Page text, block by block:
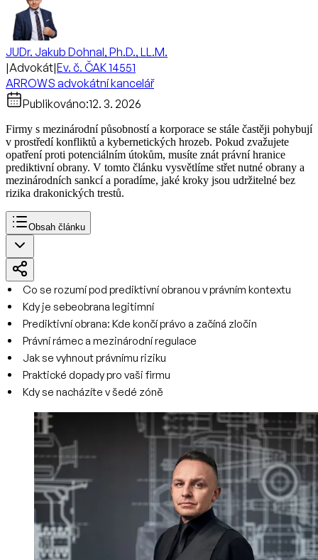
JUDr. Jakub Dohnal, Ph.D., LL.M.
|Advokát|Ev. č. ČAK 14551
ARROWS advokátní kancelář
Publikováno:12. 3. 2026
Firmy s mezinárodní působností a korporace se stále častěji pohybují
v prostředí konfliktů a kybernetických hrozeb. Pokud zvažujete
opatření proti potenciálním útokům, musíte znát právní hranice
prediktivní obrany. V tomto článku vysvětlíme střet nutné obrany a
mezinárodních sankcí a poradíme, jaké kroky jsou udržitelné bez
rizika drakonických trestů.
Obsah článku
Co se rozumí pod prediktivní obranou v právním kontextu
Kdy je sebeobrana legitimní
Prediktivní obrana: Kde končí právo a začíná zločin
Právní rámec a mezinárodní regulace
Jak se vyhnout právnímu riziku
Praktické dopady pro vaši firmu
Kdy se nacházíte v šedé zóně